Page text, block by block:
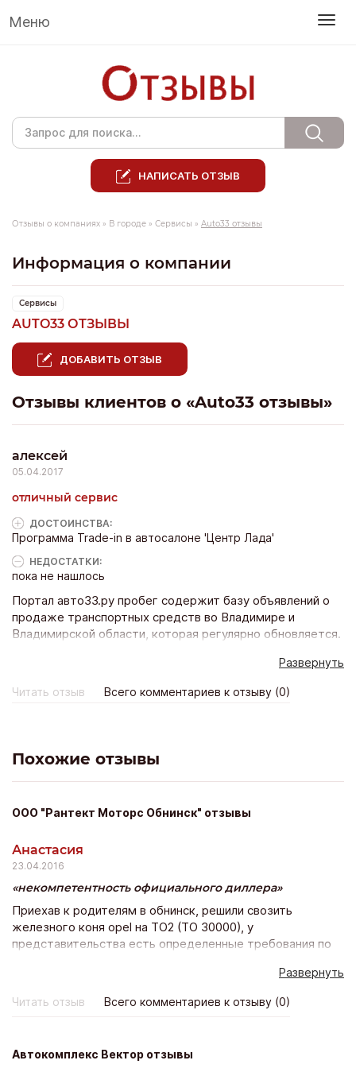
Меню
НАПИСАТЬ ОТЗЫВ
Отзывы о компаниях » В городе » Сервисы » Auto33 отзывы
Информация о компании
Сервисы
AUTO33 ОТЗЫВЫ
ДОБАВИТЬ ОТЗЫВ
Отзывы клиентов о «Auto33 отзывы»
алексей
05.04.2017
отличный сервис
ДОСТОИНCТВА:
Программа Trade-in в автосалоне 'Центр Лада'
НЕДОСТАТКИ:
пока не нашлось
Портал авто33.ру пробег содержит базу объявлений о
продаже транспортных средств во Владимире и
Владимирской области, которая регулярно обновляется.
– именно так протекают рабочие будни нашего портала.
Отныне вам больше не потребуется просматривать все
автомобильные сайты.
Развернуть
Читать отзыв Всего комментариев к отзыву (0)
Похожие отзывы
ООО "Рантект Моторс Обнинск" отзывы
Анастасия
23.04.2016
некомпетентность официального диллера
Приехав к родителям в обнинск, решили свозить
железного коня opel на ТО2 (ТО 30000), у
представительства есть определенные требования по
иной пробег авто, мы заранее позвонили официальному
диллеру в обнинске - рантект моторс, уточнили
стоимость ТО2 на нашем авто, консультант назвала
авто, в полной уверенности что сумма названа именно за
Развернуть
Читать отзыв Всего комментариев к отзыву (0)
Автокомплекс Вектор отзывы